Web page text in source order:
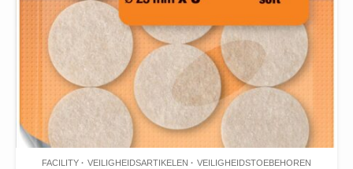
FACILITY VEILIGHEIDSARTIKELEN VEILIGHEIDSTOEBEHOREN